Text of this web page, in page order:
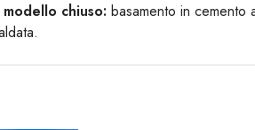
modello chiuso: basamento in cemento